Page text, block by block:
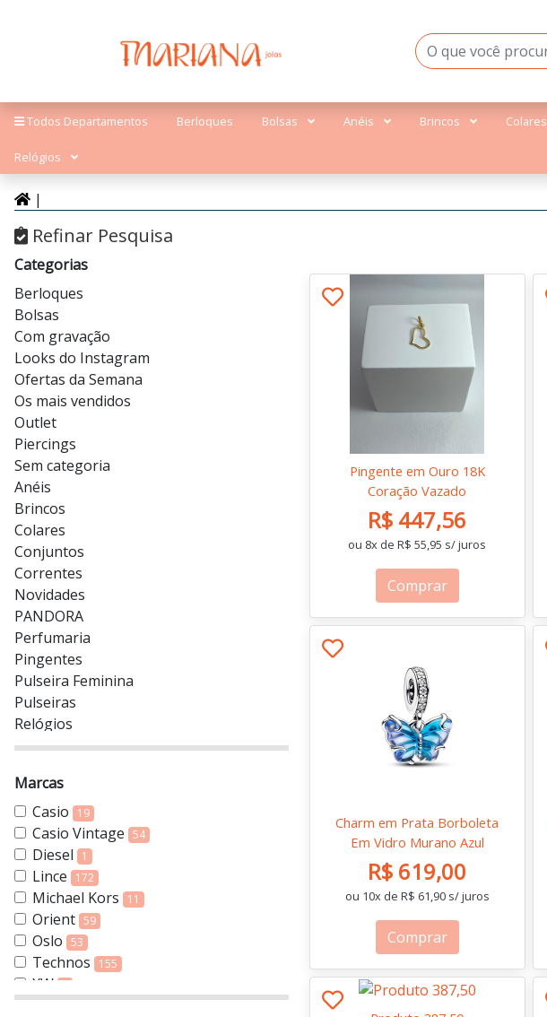
Todos Departamentos Berloques Bolsas Anéis Brincos Colares
Relógios
|
Refinar Pesquisa
Categorias
Berloques
Bolsas
Com gravação
Looks do Instagram
Ofertas da Semana
Os mais vendidos
Outlet
Piercings
Sem categoria
Anéis
Brincos
Colares
Conjuntos
Correntes
Novidades
PANDORA
Perfumaria
Pingentes
Pulseira Feminina
Pulseiras
Relógios
Alianças
Marcas
Casio
19
Casio Vintage 54
Diesel 1
Lince 172
Michael Kors 11
Orient 59
Oslo 53
Technos 155
XW 1
Pingente em Ouro 18K
Coração Vazado
R$ 447,56
ou 8x de R$ 55,95 s/ juros
Comprar
Charm em Prata Borboleta
Em Vidro Murano Azul
R$ 619,00
ou 10x de R$ 61,90 s/ juros
Comprar